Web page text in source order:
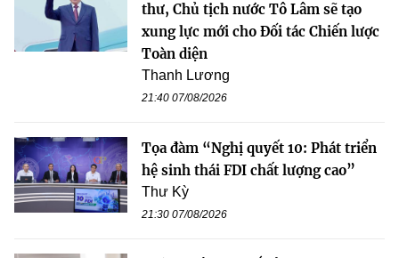
thư, Chủ tịch nước Tô Lâm sẽ tạo
xung lực mới cho Đối tác Chiến lược
Toàn diện
Thanh Lương
21:40 07/08/2026
Tọa đàm “Nghị quyết 10: Phát triển
hệ sinh thái FDI chất lượng cao”
Thư Kỳ
21:30 07/08/2026